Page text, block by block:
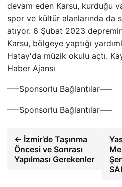
devam eden Karsu, kurduğu
spor ve kültür alanlarında da
atıyor. 6 Şubat 2023
Karsu, bölgeye yaptığı
Hatay'da müzik okulu açtı.
Haber Ajansı
—–Sponsorlu Bağlantılar—–
—–Sponsorlu Bağlantılar—–
← İzmir’de Taşınma
Öncesi ve Sonrası
Yapılması Gerekenler